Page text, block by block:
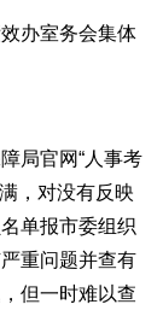
办室务会集体
局官网“人事考
，对没有反映
单报市委组织
重问题并查有
但一时难以查